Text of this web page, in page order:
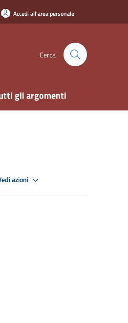
Accedi all'area personale
Cerca
gli argomenti
azioni